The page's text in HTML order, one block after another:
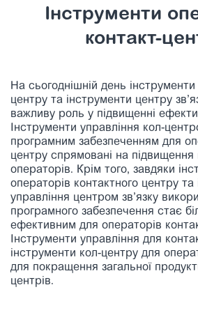
Інструменти
контакт-
На сьогоднішній день інструменти
центру та інструменти центру
важливу роль у підвищенні
Інструменти управління кол-
програмним забезпеченням для
центру спрямовані на підвищення
операторів. Крім того, завдяки
операторів контактного центру та
управління центром зв’язку
програмного забезпечення стає
ефективним для операторів
Інструменти управління для
інструменти кол-центру для
для покращення загальної
центрів.